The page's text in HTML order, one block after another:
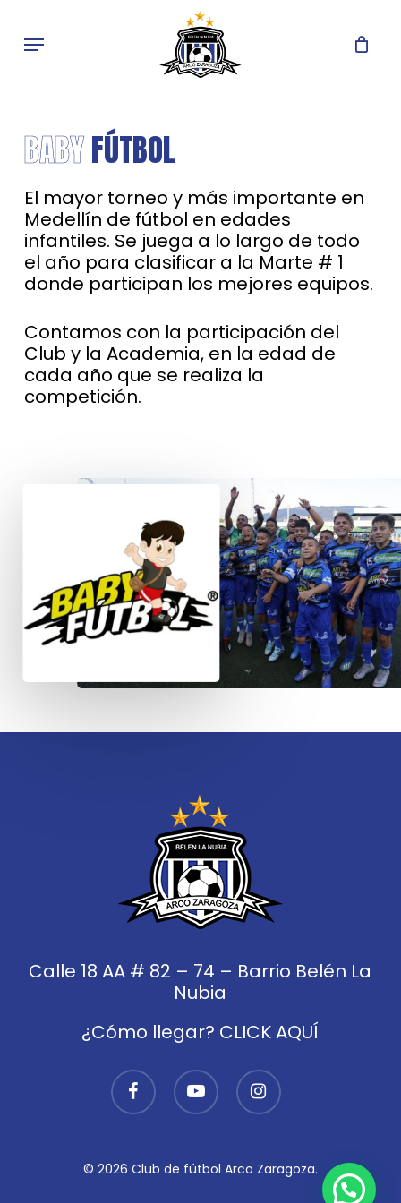
main
Menu
BABYFÚTBOL
El mayor torneo y más importante en
Medellín de fútbol en edades
infantiles. Se juega a lo largo de todo
el año para clasificar a la Marte # 1
donde participan los mejores equipos.
Contamos con la participación del
Club y la Academia, en la edad de
cada año que se realiza la
competición.
Calle 18 AA # 82 – 74 – Barrio Belén La
Nubia
¿Cómo llegar? CLICK AQUÍ
facebook youtube instagram
© 2026 Club de fútbol Arco Zaragoza.